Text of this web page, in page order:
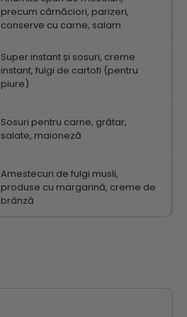
precum cârnăciori, parizeri,
conserve cu carne, salam
Super instant și sosuri, creme
instant, fulgi de cartofi (pentru
piure)
Sosuri pentru carne, grătar,
salate, maioneză
Amestecuri de fulgi musli,
produse cu margarină, creme de
brânză